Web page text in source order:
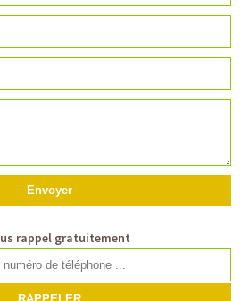
rappel gratuitement